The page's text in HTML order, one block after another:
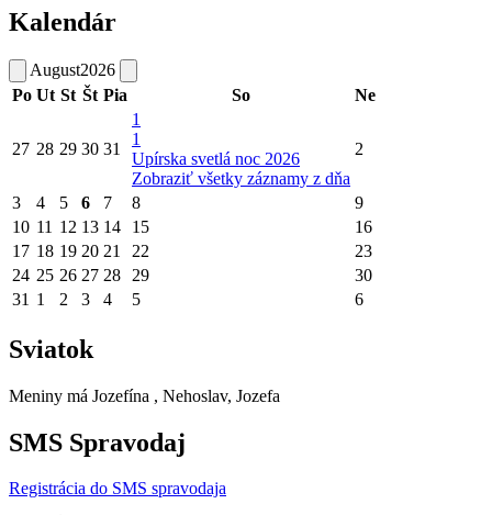
Kalendár
August2026
Po Ut St Št Pia So Ne
27 28 29 30 31
1
1
Upírska svetlá noc 2026
Zobraziť všetky záznamy z dňa
2
3 4 5 6 7 8
9
10 11 12 13 14 15
16
17 18 19 20 21 22
23
24 25 26 27 28 29
30
31 1 2 3 4 5 6
Sviatok
Meniny má Jozefína , Nehoslav, Jozefa
SMS Spravodaj
Registrácia do SMS spravodaja